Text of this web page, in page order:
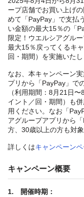
ープ店舗でお買い上げ
めて「PayPay」で支払
い金額の最大15％の「
限定！ウエルシアグル
最大15％戻ってくるキ
回・期間）を実施いたし
なお、本キャンペーン
プリから「PayPay」で
（利用期間：8月21日
イント／回・期間）も
用ください。なお「
アグループアプリから
方、30歳以上の方も対象
詳しくはキャンペーン
キャンペーン概要
1. 開催時期：